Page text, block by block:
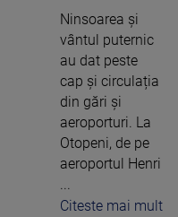
Ninsoarea și
vântul puternic
au dat peste
cap și circulația
din gări și
aeroporturi. La
Otopeni, de pe
aeroportul Henri
Citeste mai mult